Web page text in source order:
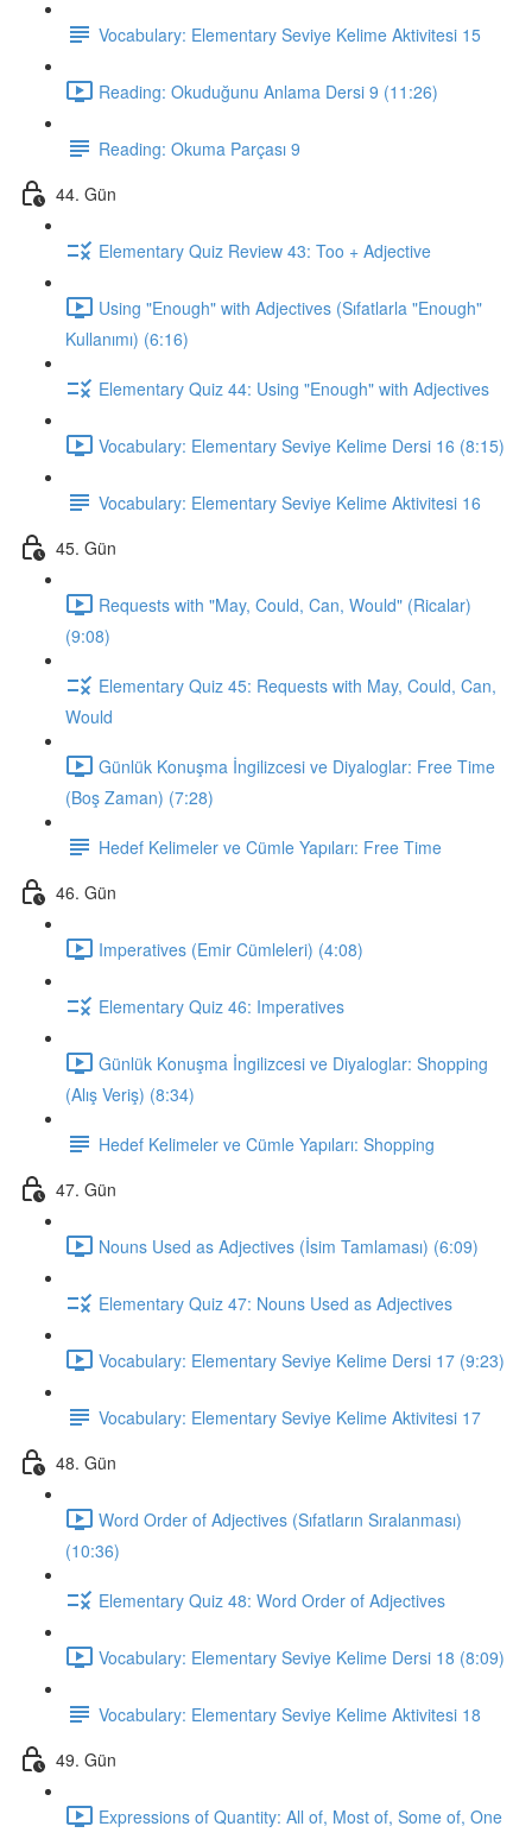
Vocabulary: Elementary Seviye Kelime Aktivitesi 15
Reading: Okuduğunu Anlama Dersi 9 (11:26)
Reading: Okuma Parçası 9
44. Gün
Elementary Quiz Review 43: Too + Adjective
Using "Enough" with Adjectives (Sıfatlarla "Enough"
Kullanımı) (6:16)
Elementary Quiz 44: Using "Enough" with Adjectives
Vocabulary: Elementary Seviye Kelime Dersi 16 (8:15)
Vocabulary: Elementary Seviye Kelime Aktivitesi 16
45. Gün
Requests with "May, Could, Can, Would" (Ricalar)
(9:08)
Elementary Quiz 45: Requests with May, Could, Can,
Would
Günlük Konuşma İngilizcesi ve Diyaloglar: Free Time
(Boş Zaman) (7:28)
Hedef Kelimeler ve Cümle Yapıları: Free Time
46. Gün
Imperatives (Emir Cümleleri) (4:08)
Elementary Quiz 46: Imperatives
Günlük Konuşma İngilizcesi ve Diyaloglar: Shopping
(Alış Veriş) (8:34)
Hedef Kelimeler ve Cümle Yapıları: Shopping
47. Gün
Nouns Used as Adjectives (İsim Tamlaması) (6:09)
Elementary Quiz 47: Nouns Used as Adjectives
Vocabulary: Elementary Seviye Kelime Dersi 17 (9:23)
Vocabulary: Elementary Seviye Kelime Aktivitesi 17
48. Gün
Word Order of Adjectives (Sıfatların Sıralanması)
(10:36)
Elementary Quiz 48: Word Order of Adjectives
Vocabulary: Elementary Seviye Kelime Dersi 18 (8:09)
Vocabulary: Elementary Seviye Kelime Aktivitesi 18
49. Gün
Expressions of Quantity: All of, Most of, Some of, One